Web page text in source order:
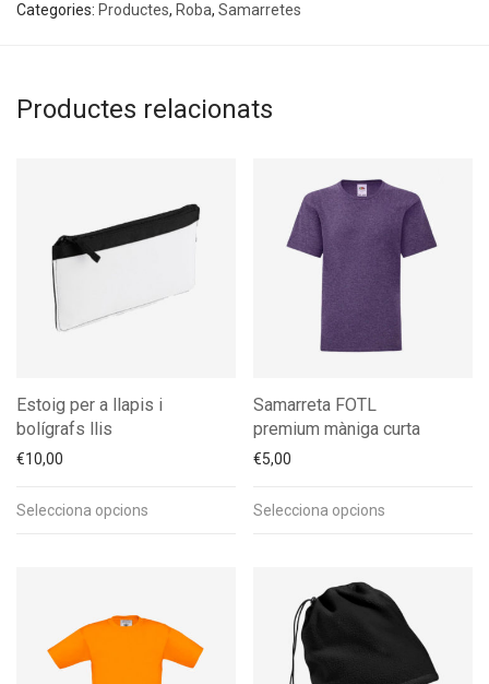
Categories: Productes, Roba, Samarretes
Productes relacionats
Estoig per a llapis i
bolígrafs llis
€10,00
Selecciona opcions
Samarreta FOTL
premium màniga curta
€5,00
Selecciona opcions